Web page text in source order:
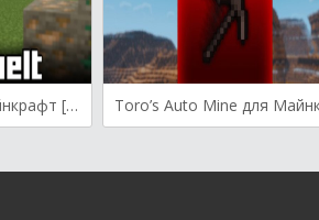
Auto Smelt для Майнкрафт [1.21.1, 1.20.6]